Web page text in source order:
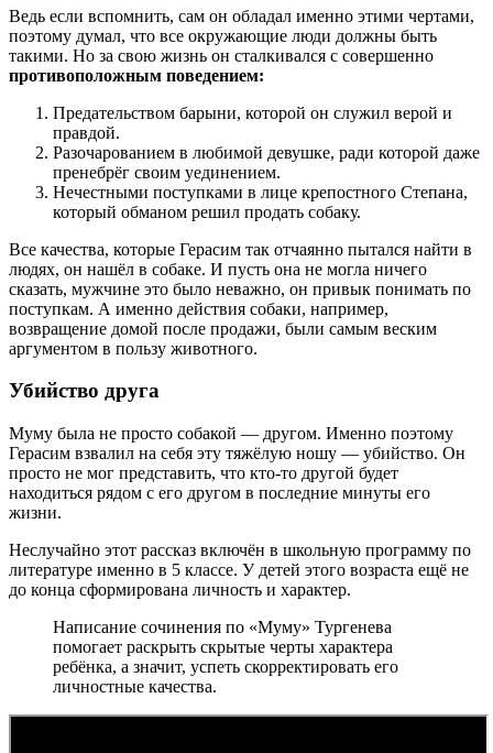
Ведь если вспомнить, сам он обладал именно этими чертами,
поэтому думал, что все окружающие люди должны быть
такими. Но за свою жизнь он сталкивался с совершенно
противоположным поведением:
Предательством барыни, которой он служил верой и
правдой.
Разочарованием в любимой девушке, ради которой даже
пренебрёг своим уединением.
Нечестными поступками в лице крепостного Степана,
который обманом решил продать собаку.
Все качества, которые Герасим так отчаянно пытался найти в
людях, он нашёл в собаке. И пусть она не могла ничего
сказать, мужчине это было неважно, он привык понимать по
поступкам. А именно действия собаки, например,
возвращение домой после продажи, были самым веским
аргументом в пользу животного.
Убийство друга
Муму была не просто собакой — другом. Именно поэтому
Герасим взвалил на себя эту тяжёлую ношу — убийство. Он
просто не мог представить, что кто-то другой будет
находиться рядом с его другом в последние минуты его
жизни.
Неслучайно этот рассказ включён в школьную программу по
литературе именно в 5 классе. У детей этого возраста ещё не
до конца сформирована личность и характер.
Написание сочинения по «Муму» Тургенева
помогает раскрыть скрытые черты характера
ребёнка, а значит, успеть скорректировать его
личностные качества.